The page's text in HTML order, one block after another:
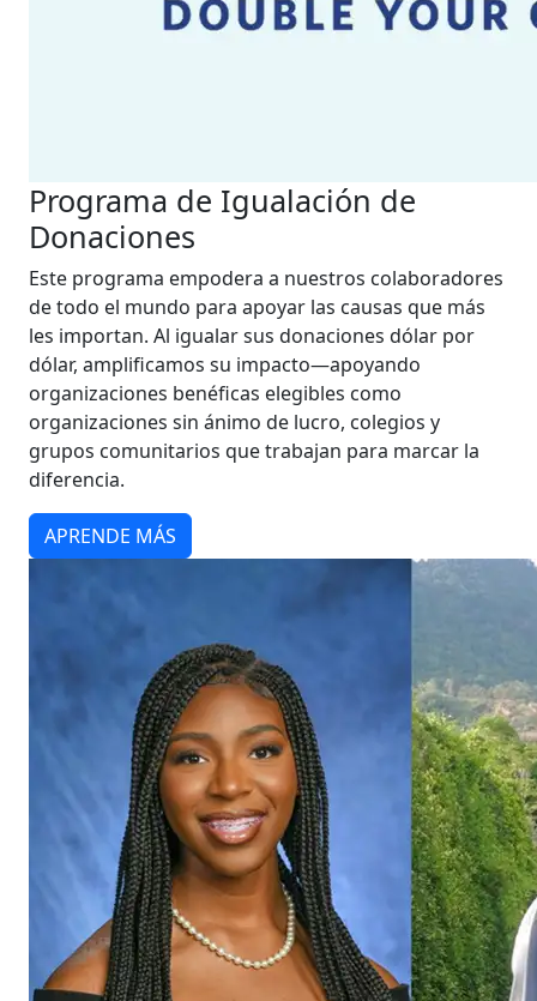
Programa de Igualación de
Donaciones
Este programa empodera a nuestros colaboradores
de todo el mundo para apoyar las causas que más
les importan. Al igualar sus donaciones dólar por
dólar, amplificamos su impacto—apoyando
organizaciones benéficas elegibles como
organizaciones sin ánimo de lucro, colegios y
grupos comunitarios que trabajan para marcar la
diferencia.
APRENDE MÁS